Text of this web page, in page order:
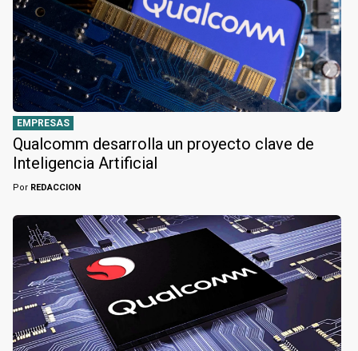
EMPRESAS
Qualcomm desarrolla un proyecto clave de
Inteligencia Artificial
Por REDACCION